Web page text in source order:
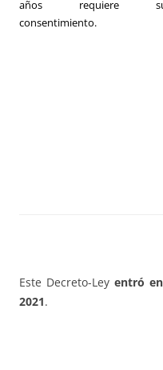
años requiere
consentimiento.
Este Decreto-Ley entró
2021.